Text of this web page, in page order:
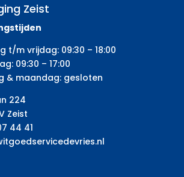
Zeist
t/m vrijdag: 09:30 – 18:00
09:30 – 17:00
& maandag: gesloten
224
Zeist
44 41